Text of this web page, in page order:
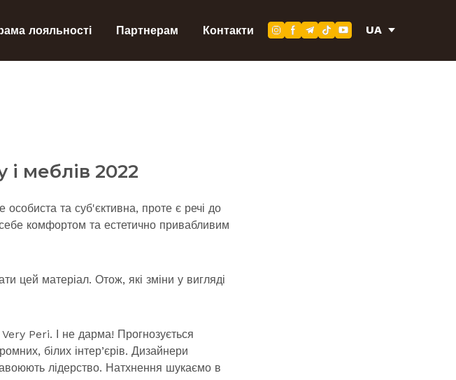
лояльності Партнерам Контакти UA
і меблів 2022
та суб'єктивна, проте є речі до
комфортом та естетично привабливим
цей матеріал. Отож, які зміни у вигляді
Peri. І не дарма! Прогнозується
білих інтер’єрів. Дизайнери
лідерство. Натхнення шукаємо в